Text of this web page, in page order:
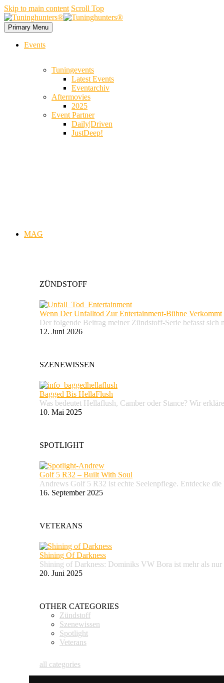
Skip to main content Scroll Top
Primary Menu
Events
Tuningevents
Latest Events
Eventarchiv
Aftermovies
2025
Event Partner
Daily|Driven
JustDeep!
MAG
ZÜNDSTOFF
Wenn Der Unfalltod Zur Entertainment-Bühne Verkommt
Der folgende Beitrag meiner Zündstoff-Serie befasst
12. Juni 2026
SZENEWISSEN
Bagged Bis HellaFlush
Was bedeutet Hellaflush, Camber oder Stance? Wir
10. Mai 2025
SPOTLIGHT
Golf 5 R32 – Built With Soul
Andrews Golf 5 R32 ist echte Seelenpflege. Entdecke
16. September 2025
VETERANS
Shining Of Darkness
Shining of Darkness: Dominiks VW Bora ist mehr als
20. Juni 2025
OTHER CATEGORIES
Zündstoff
Szenewissen
Spotlight
Veterans
all categories